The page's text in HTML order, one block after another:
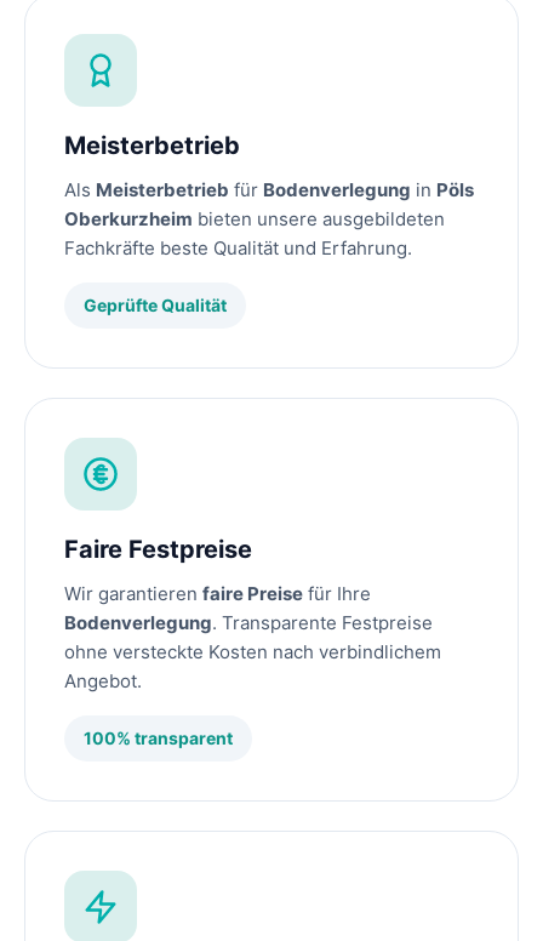
Meisterbetrieb
Als Meisterbetrieb für Bodenverlegung in Pöls
Oberkurzheim bieten unsere ausgebildeten
Fachkräfte beste Qualität und Erfahrung.
Geprüfte Qualität
Faire Festpreise
Wir garantieren faire Preise für Ihre
Bodenverlegung. Transparente Festpreise
ohne versteckte Kosten nach verbindlichem
Angebot.
100% transparent